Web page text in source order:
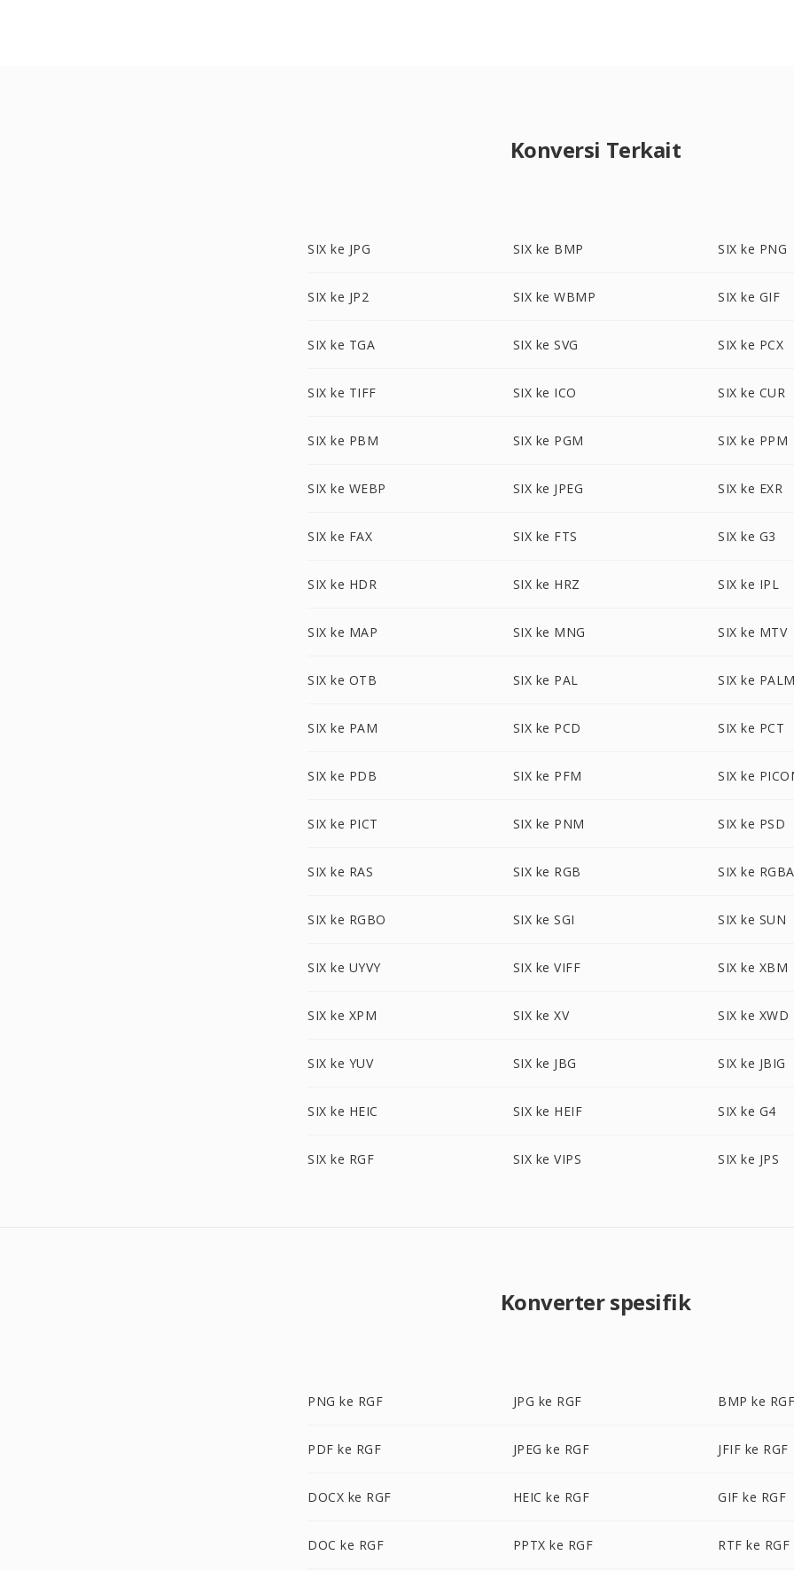
Konversi Terkait
SIX ke JPG SIX ke BMP SIX ke PNG
SIX ke JP2 SIX ke WBMP SIX ke GIF
SIX ke TGA SIX ke SVG SIX ke PCX
SIX ke TIFF SIX ke ICO SIX ke CUR
SIX ke PBM SIX ke PGM SIX ke PPM
SIX ke WEBP SIX ke JPEG SIX ke EXR
SIX ke FAX SIX ke FTS SIX ke G3
SIX ke HDR SIX ke HRZ SIX ke IPL
SIX ke MAP SIX ke MNG SIX ke MTV
SIX ke OTB SIX ke PAL SIX ke
SIX ke PAM SIX ke PCD SIX ke PCT
SIX ke PDB SIX ke PFM SIX ke
SIX ke PICT SIX ke PNM SIX ke PSD
SIX ke RAS SIX ke RGB SIX ke RGBA
SIX ke RGBO SIX ke SGI SIX ke SUN
SIX ke UYVY SIX ke VIFF SIX ke XBM
SIX ke XPM SIX ke XV SIX ke XWD
SIX ke YUV SIX ke JBG SIX ke JBIG
SIX ke HEIC SIX ke HEIF SIX ke G4
SIX ke RGF SIX ke VIPS SIX ke JPS
Konverter spesifik
PNG ke RGF JPG ke RGF BMP ke
PDF ke RGF JPEG ke RGF JFIF ke RGF
DOCX ke RGF HEIC ke RGF GIF ke RGF
DOC ke RGF PPTX ke RGF RTF ke RGF